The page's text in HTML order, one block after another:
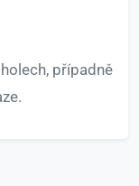
případně